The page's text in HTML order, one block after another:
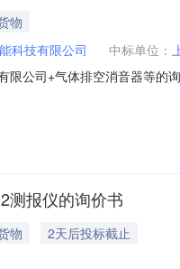
物
科技有限公司 中标单位：
公司+气体排空消音器等
到货日期交货地点1上海实
测报仪的询价书
物
2天后投标截止